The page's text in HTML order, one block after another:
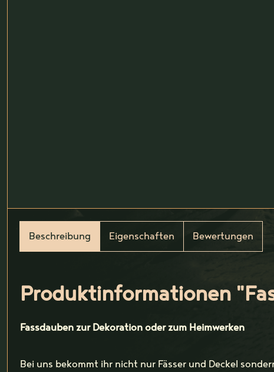
Beschreibung Eigenschaften Bewertungen
Produktinformationen
Fassdauben zur Dekoration oder zum Heimwerken
Bei uns bekommt ihr nicht nur Fässer und Deckel